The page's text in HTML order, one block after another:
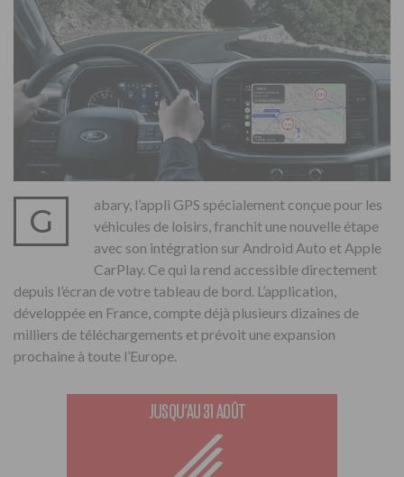
G
abary, l’appli GPS spécialement conçue pour les
véhicules de loisirs, franchit une nouvelle étape
avec son intégration sur Android Auto et Apple
CarPlay. Ce qui la rend accessible directement
depuis l’écran de votre tableau de bord. L’application,
développée en France, compte déjà plusieurs dizaines de
milliers de téléchargements et prévoit une expansion
prochaine à toute l’Europe.